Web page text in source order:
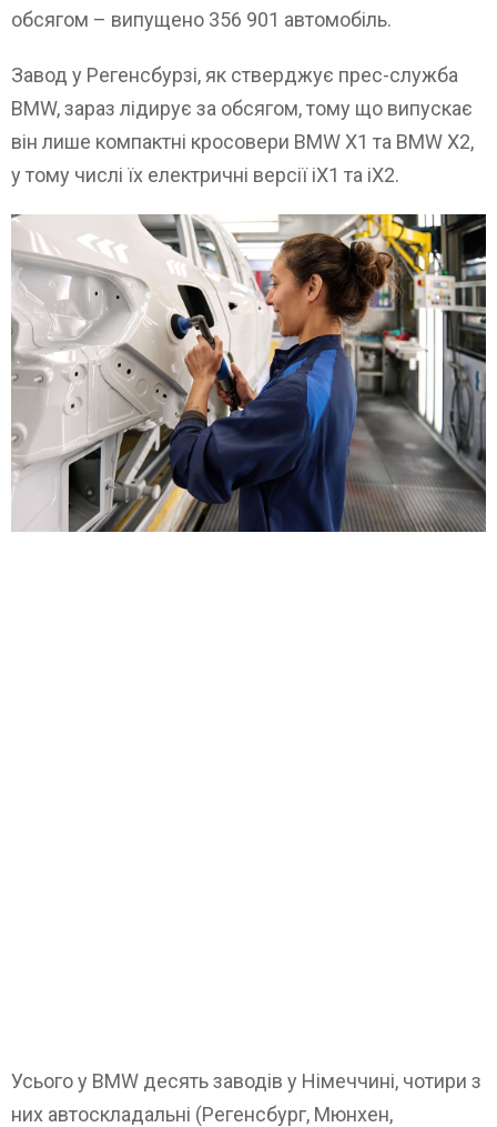
обсягом – випущено 356 901 автомобіль.
Завод у Регенсбурзі, як стверджує прес-служба
BMW, зараз лідирує за обсягом, тому що випускає
він лише компактні кросовери BMW X1 та BMW X2,
у тому числі їх електричні версії iX1 та iX2.
Усього у BMW десять заводів у Німеччині, чотири з
них автоскладальні (Регенсбург, Мюнхен,